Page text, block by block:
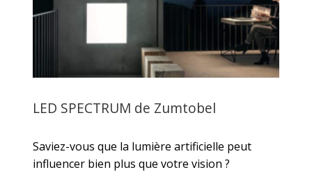
LED SPECTRUM de Zumtobel
Saviez-vous que la lumière artificielle peut
influencer bien plus que votre vision ?